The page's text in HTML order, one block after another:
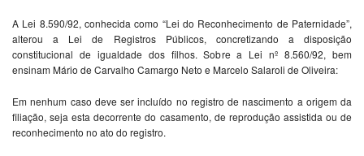
A Lei 8.590/92, conhecida como “Lei do Reconhecimento de Paternidade”,
alterou a Lei de Registros Públicos, concretizando a disposição
constitucional de igualdade dos filhos. Sobre a Lei nº 8.560/92, bem
ensinam Mário de Carvalho Camargo Neto e Marcelo Salaroli de Oliveira:
Em nenhum caso deve ser incluído no registro de nascimento a origem da
filiação, seja esta decorrente do casamento, de reprodução assistida ou de
reconhecimento no ato do registro.